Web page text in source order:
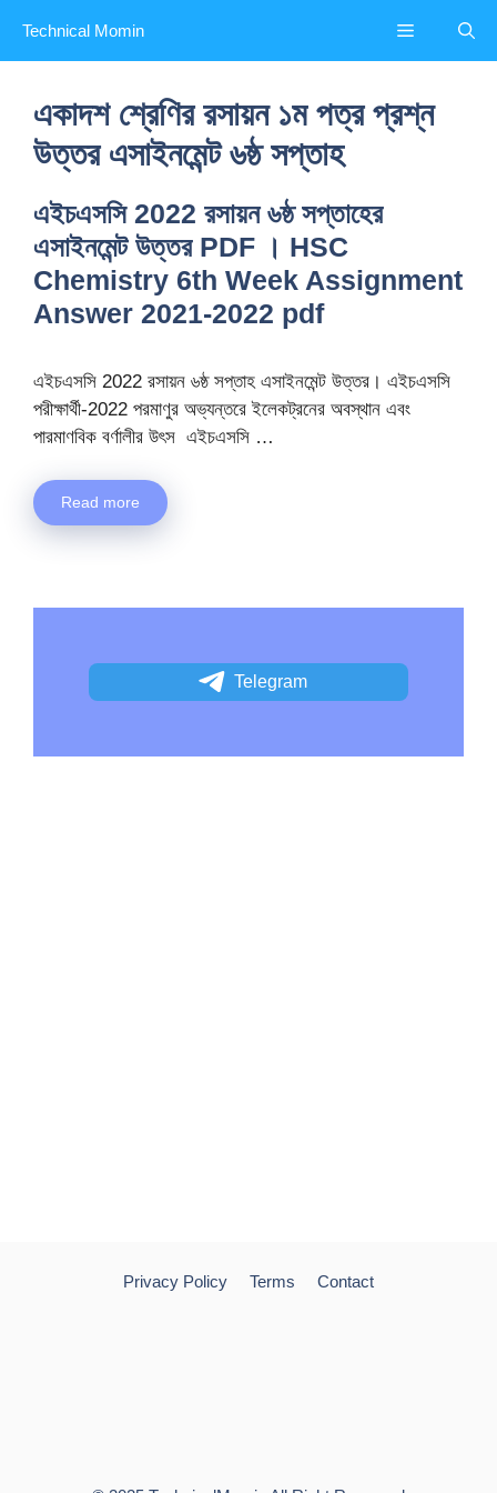
content
Technical Momin Menu
একাদশ শ্রেণির রসায়ন ১ম পত্র প্রশ্ন
উত্তর এসাইনমেন্ট ৬ষ্ঠ সপ্তাহ
এইচএসসি 2022 রসায়ন ৬ষ্ঠ সপ্তাহের
এসাইনমেন্ট উত্তর PDF । HSC
Chemistry 6th Week Assignment
Answer 2021-2022 pdf
এইচএসসি 2022 রসায়ন ৬ষ্ঠ সপ্তাহ এসাইনমেন্ট উত্তর। এইচএসসি
পরীক্ষার্থী-2022 পরমাণুর অভ্যন্তরে ইলেকট্রনের অবস্থান এবং
পারমাণবিক বর্ণালীর উৎস এইচএসসি …
Read more
Telegram
Privacy Policy Terms Contact